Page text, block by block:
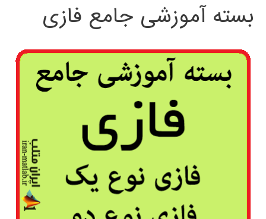
بسته آموزشی جامع فازی